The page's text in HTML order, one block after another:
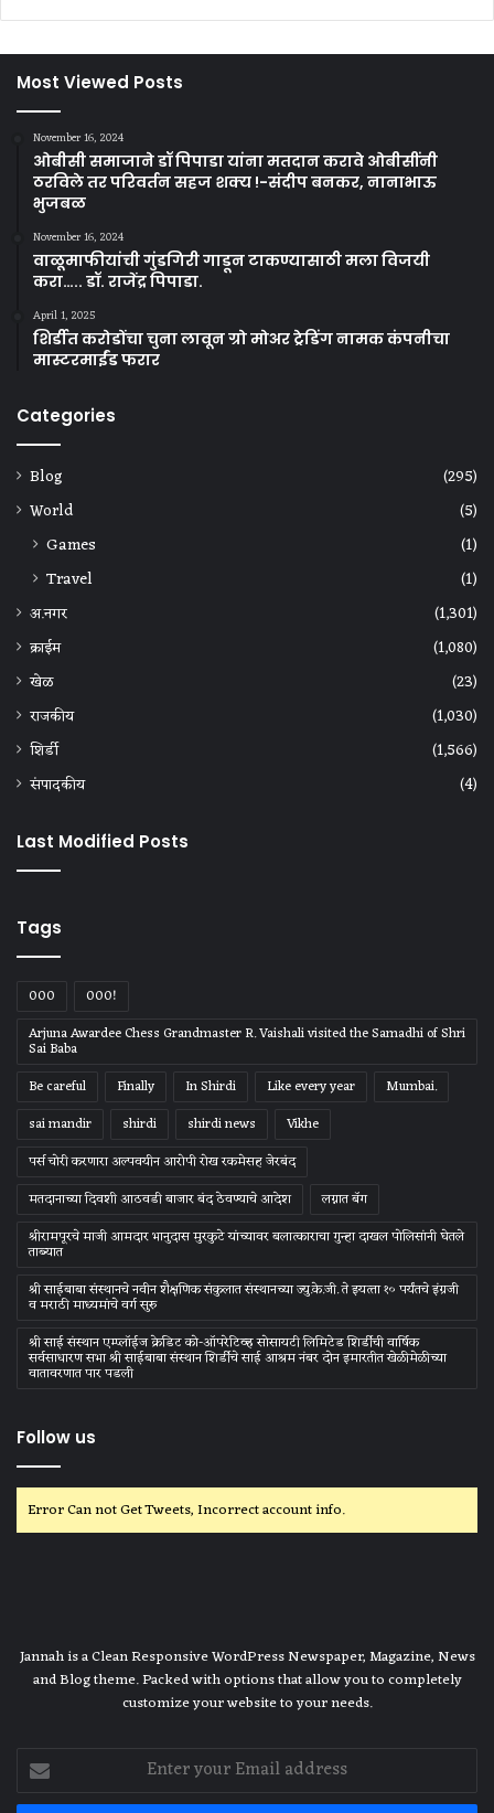
Most Viewed Posts
November 16, 2024
ओबीसी समाजाने डॉ पिपाडा यांना मतदान करावे ओबीसींनी
ठरविले तर परिवर्तन सहज शक्य !-संदीप बनकर, नानाभाऊ
भुजबळ
November 16, 2024
वाळूमाफीयांची गुंडगिरी गाडून टाकण्यासाठी मला विजयी
करा….. डॉ. राजेंद्र पिपाडा.
April 1, 2025
शिर्डीत करोडोंचा चुना लावून ग्रो मोअर ट्रेडिंग नामक कंपनीचा
मास्टरमाईंड फरार
Categories
Blog
(295)
World
(5)
Games
(1)
Travel
(1)
अ.नगर
(1,301)
क्राईम
(1,080)
खेळ
(23)
राजकीय
(1,030)
शिर्डी
(1,566)
संपादकीय
(4)
Last Modified Posts
Tags
000
000!
Arjuna Awardee Chess Grandmaster R. Vaishali visited the Samadhi of Shri
Sai Baba
Be careful
Finally In Shirdi Like every year
Mumbai.
sai mandir
shirdi shirdi news
Vikhe
पर्स चोरी करणारा अल्पवयीन आरोपी रोख रकमेसह जेरबंद
मतदानाच्या दिवशी आठवडी बाजार बंद ठेवण्याचे आदेश
लग्नात बॅग
श्रीरामपूरचे माजी आमदार भानुदास मुरकुटे यांच्यावर बलात्काराचा गुन्हा दाखल पोलिसांनी घेतले
ताब्यात
श्री साईबाबा संस्‍थानचे नवीन शैक्षणिक संकुलात संस्‍थानच्‍या ज्‍यु.के.जी. ते इयत्‍ता १० पर्यंतचे इंग्रजी
व मराठी माध्‍यमांचे वर्ग सुरु
श्री साई संस्थान एम्प्लॉईज क्रेडिट को-ऑपरेटिव्ह सोसायटी लिमिटेड शिर्डीची वार्षिक
सर्वसाधारण सभा श्री साईबाबा संस्थान शिर्डीचे साई आश्रम नंबर दोन इमारतीत खेळीमेळीच्या
वातावरणात पार पडली
Follow us
Error Can not Get Tweets, Incorrect account info.
Jannah is a Clean Responsive WordPress Newspaper, Magazine, News
and Blog theme. Packed with options that allow you to completely
customize your website to your needs.
Enter
your
Email